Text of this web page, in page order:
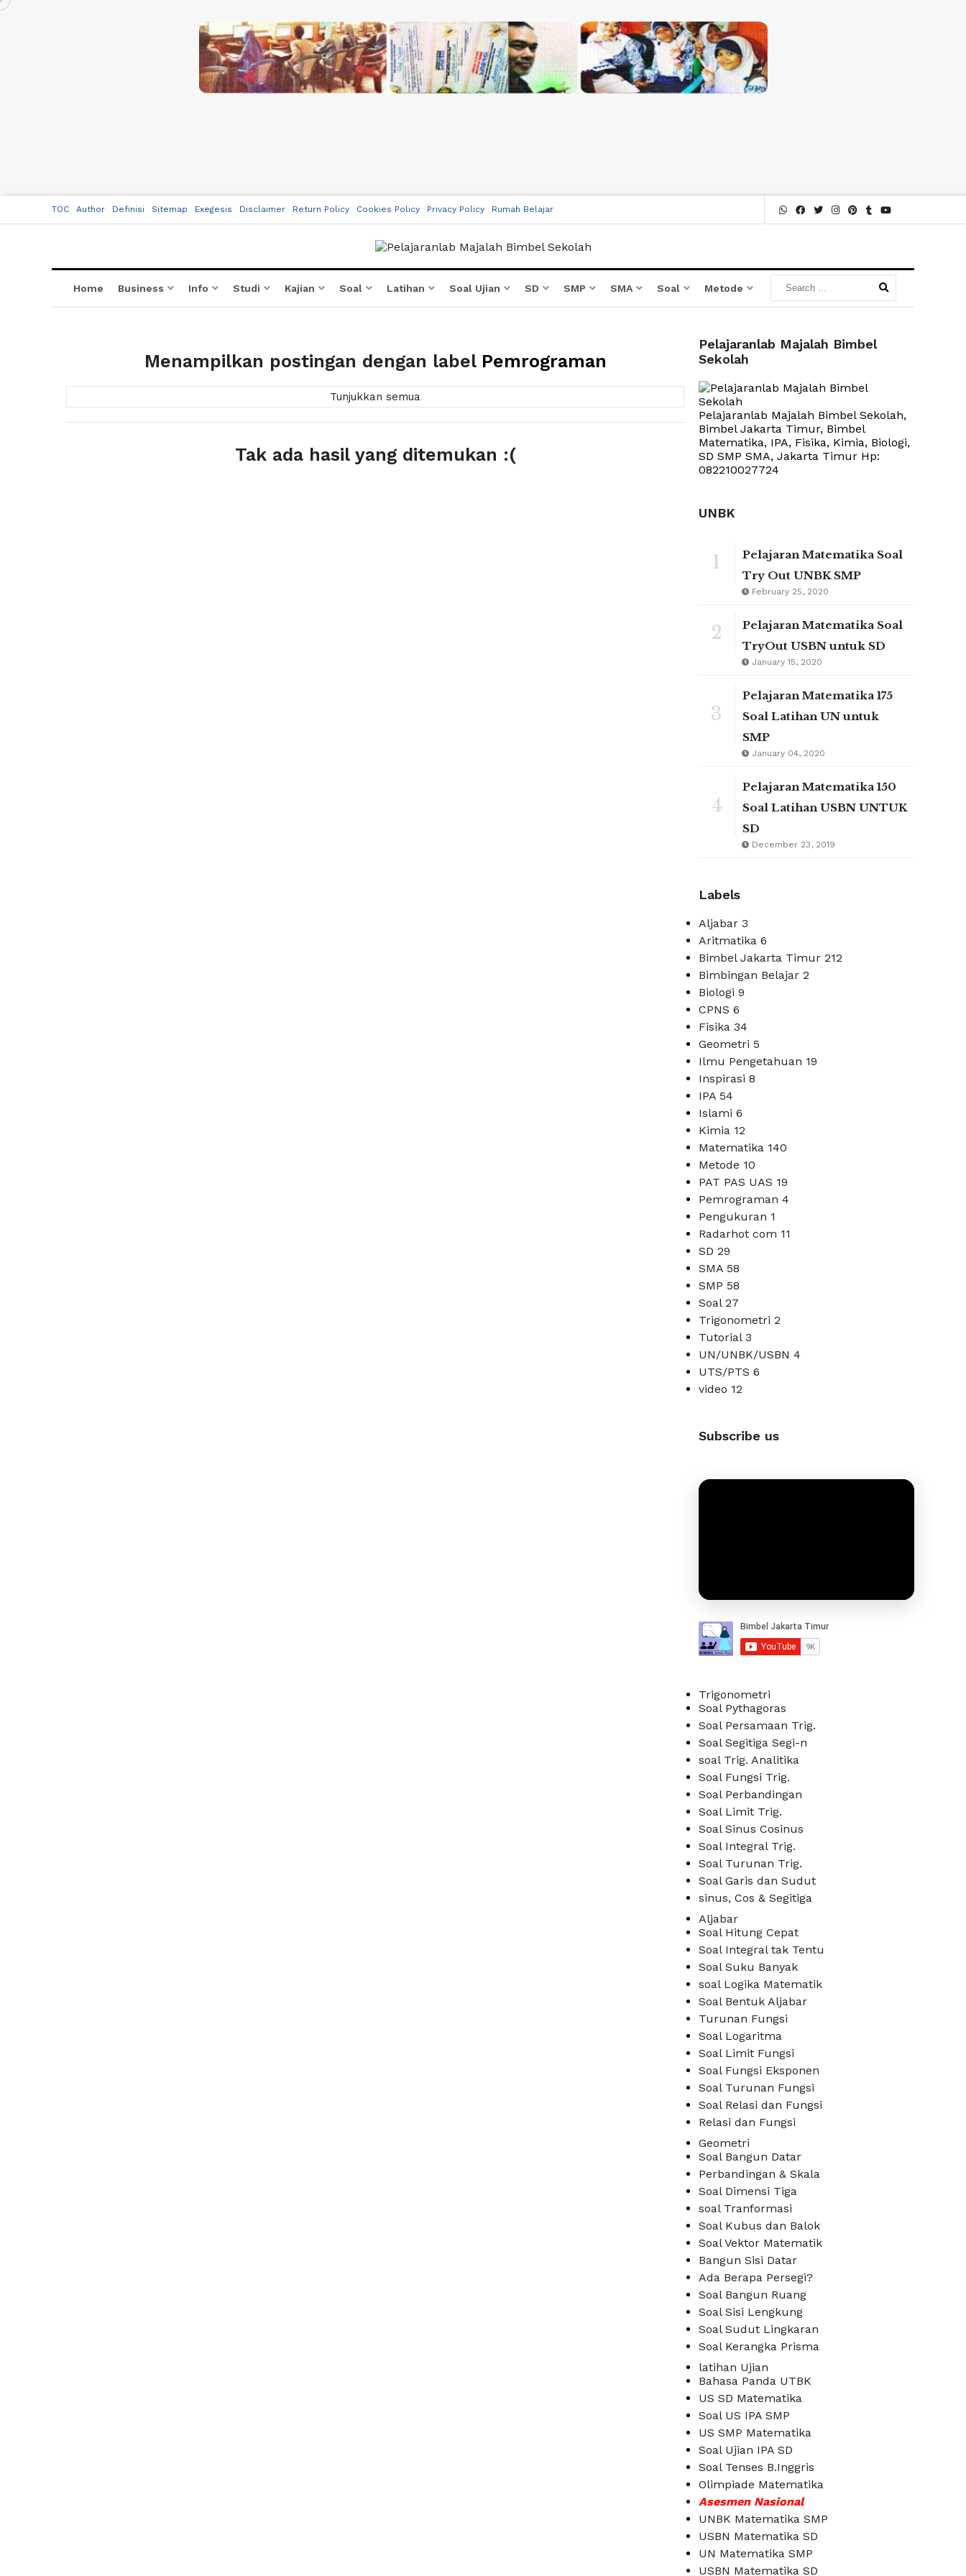
TOC Author Definisi Sitemap Exegesis Disclaimer Return Policy Cookies Policy Privacy Policy Rumah Belajar
Home Business Info Studi Kajian Soal Latihan Soal Ujian SD SMP SMA Soal Metode
Menampilkan postingan dengan label Pemrograman
Tunjukkan semua
Tak ada hasil yang ditemukan :(
Pelajaranlab Majalah Bimbel
Sekolah
Pelajaranlab Majalah Bimbel Sekolah,
Bimbel Jakarta Timur, Bimbel
Matematika, IPA, Fisika, Kimia, Biologi,
SD SMP SMA, Jakarta Timur Hp:
082210027724
UNBK
1
Pelajaran Matematika Soal
Try Out UNBK SMP
February 25, 2020
2
Pelajaran Matematika Soal
TryOut USBN untuk SD
January 15, 2020
3
Pelajaran Matematika 175
Soal Latihan UN untuk
SMP
January 04, 2020
4
Pelajaran Matematika 150
Soal Latihan USBN UNTUK
SD
December 23, 2019
Labels
Aljabar 3
Aritmatika 6
Bimbel Jakarta Timur 212
Bimbingan Belajar 2
Biologi 9
CPNS 6
Fisika 34
Geometri 5
Ilmu Pengetahuan 19
Inspirasi 8
IPA 54
Islami 6
Kimia 12
Matematika 140
Metode 10
PAT PAS UAS 19
Pemrograman 4
Pengukuran 1
Radarhot com 11
SD 29
SMA 58
SMP 58
Soal 27
Trigonometri 2
Tutorial 3
UN/UNBK/USBN 4
UTS/PTS 6
video 12
Subscribe us
Trigonometri
Soal Pythagoras
Soal Persamaan Trig.
Soal Segitiga Segi-n
soal Trig. Analitika
Soal Fungsi Trig.
Soal Perbandingan
Soal Limit Trig.
Soal Sinus Cosinus
Soal Integral Trig.
Soal Turunan Trig.
Soal Garis dan Sudut
sinus, Cos & Segitiga
Aljabar
Soal Hitung Cepat
Soal Integral tak Tentu
Soal Suku Banyak
soal Logika Matematik
Soal Bentuk Aljabar
Turunan Fungsi
Soal Logaritma
Soal Limit Fungsi
Soal Fungsi Eksponen
Soal Turunan Fungsi
Soal Relasi dan Fungsi
Relasi dan Fungsi
Geometri
Soal Bangun Datar
Perbandingan & Skala
Soal Dimensi Tiga
soal Tranformasi
Soal Kubus dan Balok
Soal Vektor Matematik
Bangun Sisi Datar
Ada Berapa Persegi?
Soal Bangun Ruang
Soal Sisi Lengkung
Soal Sudut Lingkaran
Soal Kerangka Prisma
latihan Ujian
Bahasa Panda UTBK
US SD Matematika
Soal US IPA SMP
US SMP Matematika
Soal Ujian IPA SD
Soal Tenses B.Inggris
Olimpiade Matematika
Asesmen Nasional
UNBK Matematika SMP
USBN Matematika SD
UN Matematika SMP
USBN Matematika SD